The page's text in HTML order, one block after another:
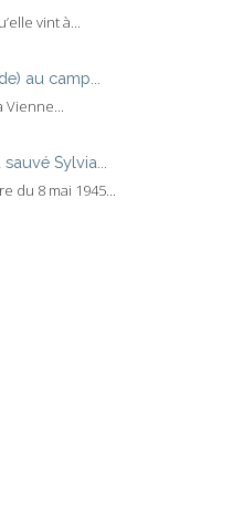
vint à...
au camp...
Vienne...
Sylvia...
du 8 mai 1945...